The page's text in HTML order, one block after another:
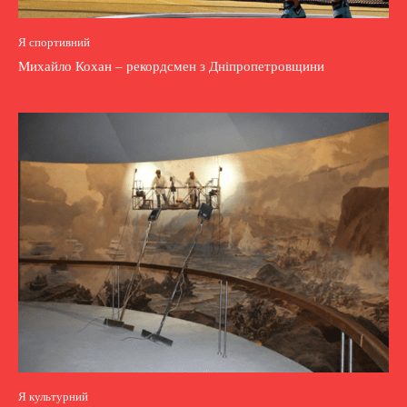
Я спортивний
Михайло Кохан – рекордсмен з Дніпропетровщини
Я культурний